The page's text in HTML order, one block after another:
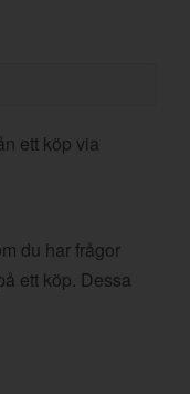
ett köp via
du har frågor
ett köp. Dessa